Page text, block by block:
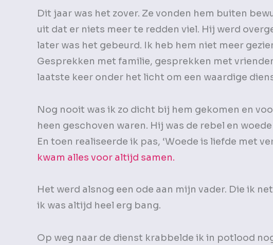
Dit jaar was het zover. Ze vonden hem buiten
uit dat er niets meer te redden viel. Hij werd
later was het gebeurd. Ik heb hem niet meer
Gesprekken met familie, gesprekken met
laatste keer onder het licht om een waardige
Nog nooit was ik zo dicht bij hem gekomen en
heen geschoven waren. Hij was de rebel en
En toen realiseerde ik pas, ‘Woede is liefde met
kwam alles voor altijd samen.
Het werd alsnog een ode aan mijn vader. Die ik
ik was altijd heel erg bang.
Op weg naar de dienst krabbelde ik in potlood